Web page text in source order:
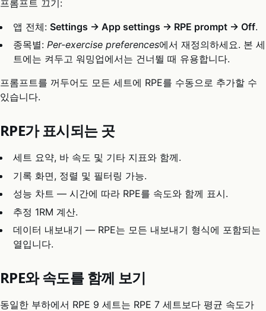
프롬프트 끄기:
앱 전체:Settings → App settings → RPE prompt → Off.
종목별:Per-exercise preferences에서 재정의하세요. 본 세
트에는 켜두고 워밍업에서는 건너뛸 때 유용합니다.
프롬프트를 꺼두어도 모든 세트에 RPE를 수동으로 추가할 수
있습니다.
RPE가 표시되는 곳
세트 요약, 바 속도 및 기타 지표와 함께.
기록 화면, 정렬 및 필터링 가능.
성능 차트 — 시간에 따라 RPE를 속도와 함께 표시.
추정 1RM 계산.
데이터 내보내기 — RPE는 모든 내보내기 형식에 포함되는
열입니다.
RPE와 속도를 함께 보기
동일한 부하에서 RPE 9 세트는 RPE 7 세트보다 평균 속도가